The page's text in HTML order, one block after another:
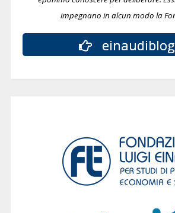
impegnano in alcun modo la